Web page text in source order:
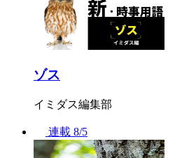
ゾス
イミダス編集部
連載 8/5